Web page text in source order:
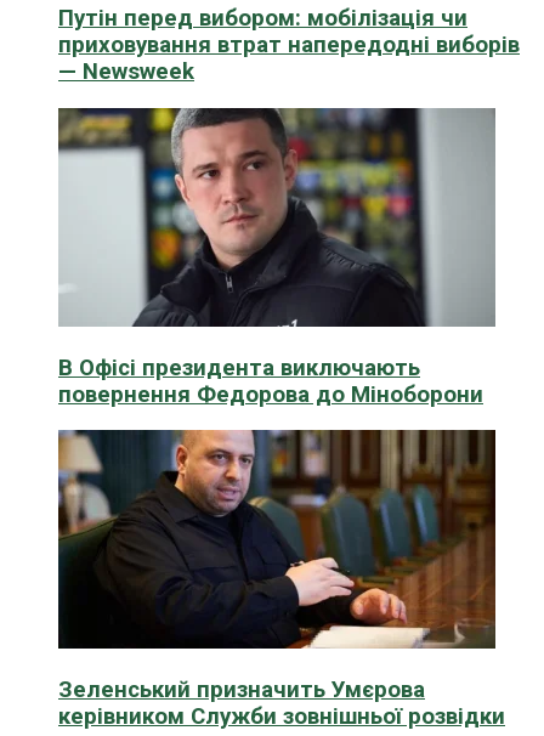
Путін перед вибором: мобілізація чи
приховування втрат напередодні виборів
— Newsweek
В Офісі президента виключають
повернення Федорова до Міноборони
Зеленський призначить Умєрова
керівником Служби зовнішньої розвідки